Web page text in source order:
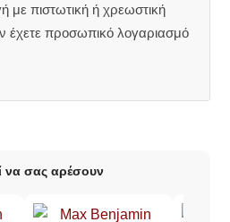
με πιστωτική ή χρεωστική
έχετε προσωπικό λογαριασμό
να σας αρέσουν